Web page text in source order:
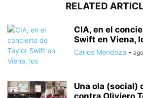
RELATED
CIA, en el
Swift en Viena,
Carlos Mendoza -
Una ola (social)